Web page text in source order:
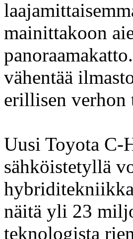
mainittakoon
vähentää
erillisen verhon
Uusi Toyota C-
sähköistetyllä
näitä yli 23
teknologista